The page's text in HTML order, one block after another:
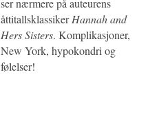
ser nærmere på auteurens
åttitallsklassikerHannah and
Hers Sisters. Komplikasjoner,
New York, hypokondri og
følelser!